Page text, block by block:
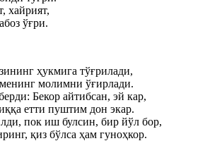
хайрият,
ўғри.
ҳукмига тўғрилади,
молимни ўғирлади.
Бекор айтибсан, эй кар,
етти пуштим дон экар.
пок иш булсин, бир йўл бор,
қиз бўлса ҳам гуноҳкор.